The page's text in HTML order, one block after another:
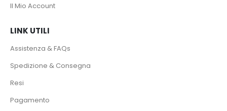
Il Mio Account
LINK UTILI
Assistenza & FAQs
Spedizione & Consegna
Resi
Pagamento